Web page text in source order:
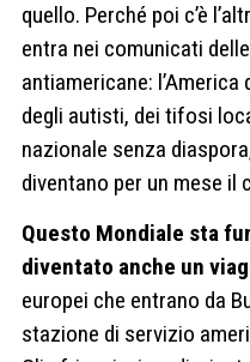
quello. Perché poi c’è
entra nei comunicati
antiamericane:
degli autisti, dei tifosi
nazionale senza
diventano per un mese il
Questo Mondiale sta
diventato anche un
europei che entrano da
stazione di servizio